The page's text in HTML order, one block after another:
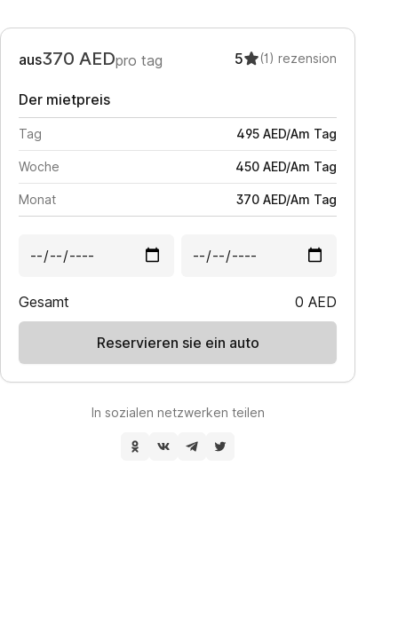
aus370 AEDpro tag 5 (1) rezension
Der mietpreis
Tag 495 AED/Am Tag
Woche 450 AED/Am Tag
Monat 370 AED/Am Tag
Gesamt 0 AED
Reservieren sie ein auto
In sozialen netzwerken teilen